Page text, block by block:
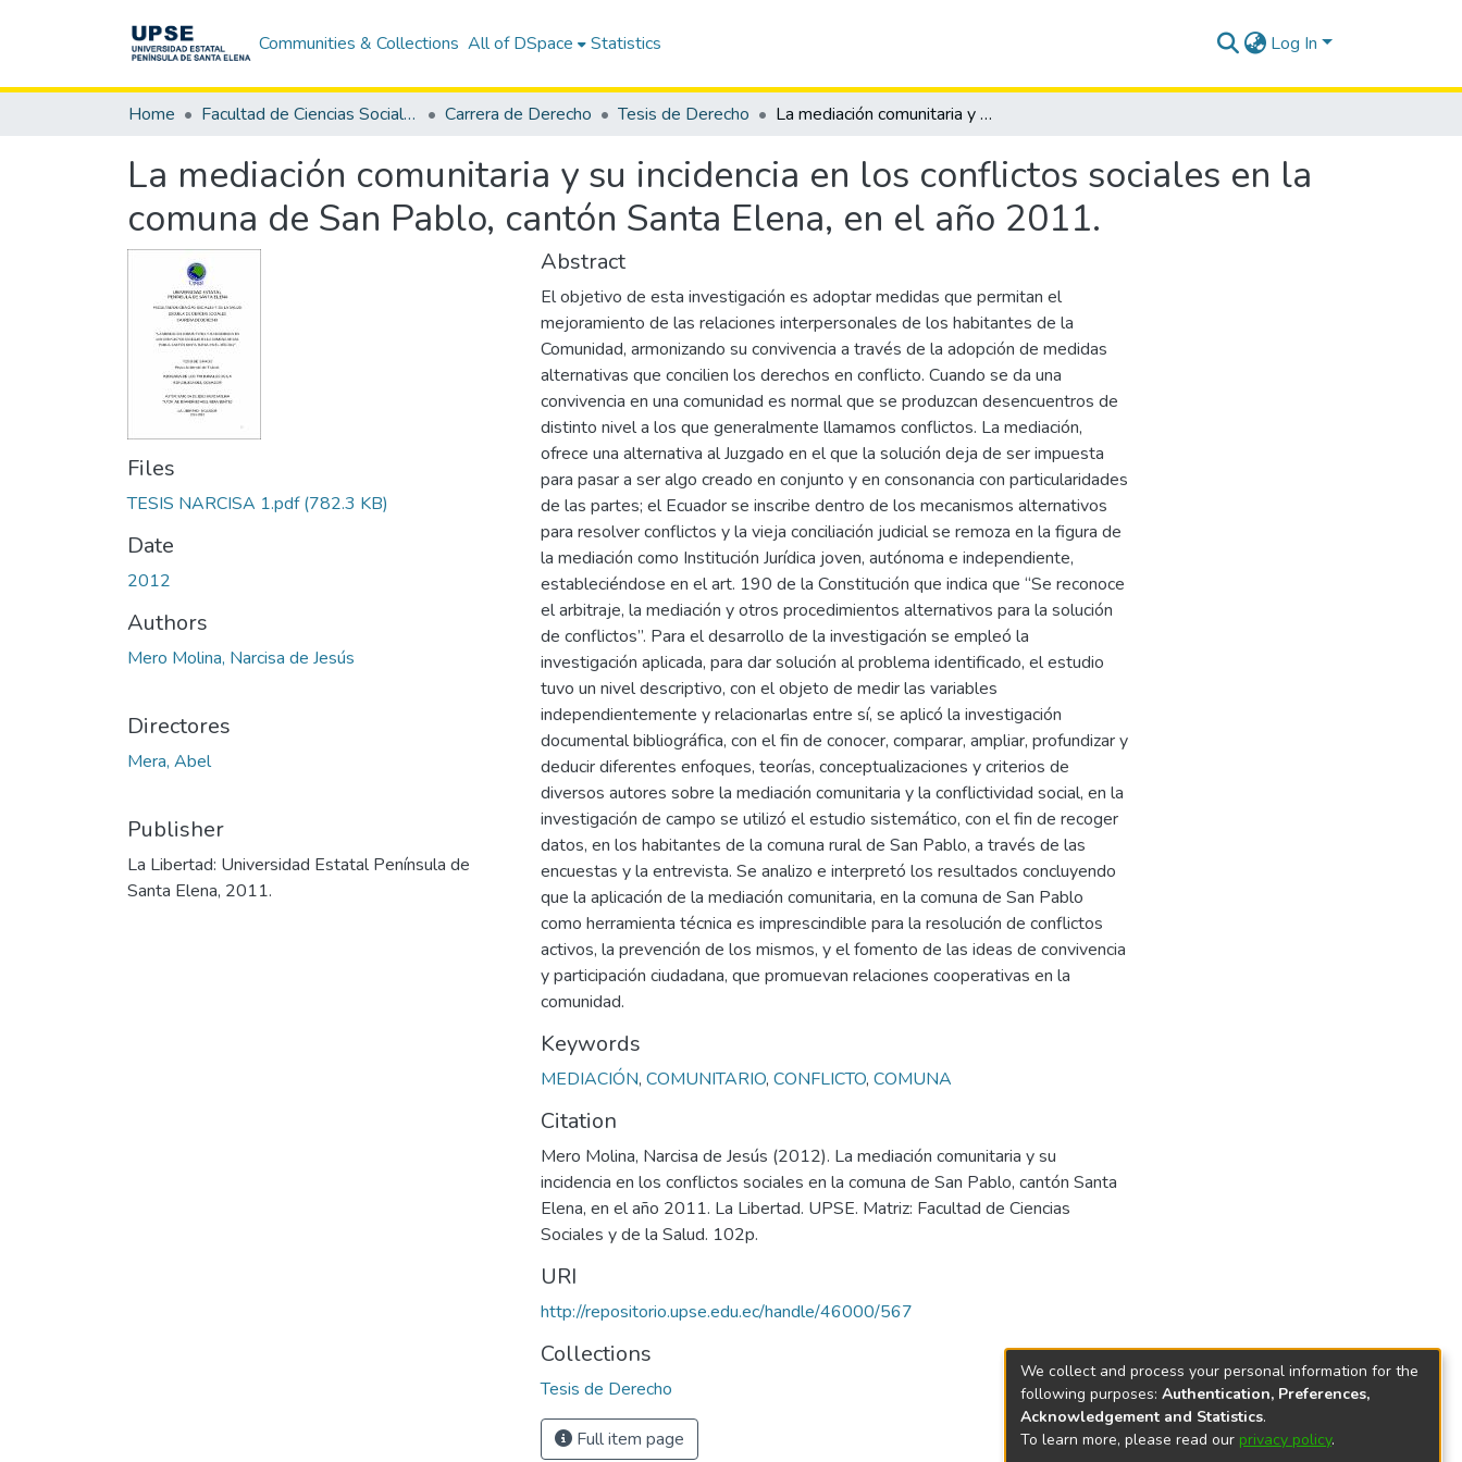
Communities & Collections All of DSpace Statistics Log In
Home Facultad de Ciencias Sociales y de la Salud Carrera de Derecho Tesis de Derecho La mediación comunitaria y su incidencia en los conflictos sociales en la comuna de San Pablo, cantón Santa Elena, en el año 2011.
La mediación comunitaria y su incidencia en los conflictos sociales en la
comuna de San Pablo, cantón Santa Elena, en el año 2011.
Files
TESIS NARCISA 1.pdf(782.3 KB)
Date
2012
Authors
Mero Molina, Narcisa de Jesús
Directores
Mera, Abel
Publisher
La Libertad: Universidad Estatal Península de
Santa Elena, 2011.
Abstract
El objetivo de esta investigación es adoptar medidas que permitan el
mejoramiento de las relaciones interpersonales de los habitantes de la
Comunidad, armonizando su convivencia a través de la adopción de medidas
alternativas que concilien los derechos en conflicto. Cuando se da una
convivencia en una comunidad es normal que se produzcan desencuentros de
distinto nivel a los que generalmente llamamos conflictos. La mediación,
ofrece una alternativa al Juzgado en el que la solución deja de ser impuesta
para pasar a ser algo creado en conjunto y en consonancia con particularidades
de las partes; el Ecuador se inscribe dentro de los mecanismos alternativos
para resolver conflictos y la vieja conciliación judicial se remoza en la figura de
la mediación como Institución Jurídica joven, autónoma e independiente,
estableciéndose en el art. 190 de la Constitución que indica que “Se reconoce
el arbitraje, la mediación y otros procedimientos alternativos para la solución
de conflictos”. Para el desarrollo de la investigación se empleó la
investigación aplicada, para dar solución al problema identificado, el estudio
tuvo un nivel descriptivo, con el objeto de medir las variables
independientemente y relacionarlas entre sí, se aplicó la investigación
documental bibliográfica, con el fin de conocer, comparar, ampliar, profundizar y
deducir diferentes enfoques, teorías, conceptualizaciones y criterios de
diversos autores sobre la mediación comunitaria y la conflictividad social, en la
investigación de campo se utilizó el estudio sistemático, con el fin de recoger
datos, en los habitantes de la comuna rural de San Pablo, a través de las
encuestas y la entrevista. Se analizo e interpretó los resultados concluyendo
que la aplicación de la mediación comunitaria, en la comuna de San Pablo
como herramienta técnica es imprescindible para la resolución de conflictos
activos, la prevención de los mismos, y el fomento de las ideas de convivencia
y participación ciudadana, que promuevan relaciones cooperativas en la
comunidad.
Keywords
MEDIACIÓN, COMUNITARIO, CONFLICTO, COMUNA
Citation
Mero Molina, Narcisa de Jesús (2012). La mediación comunitaria y su
incidencia en los conflictos sociales en la comuna de San Pablo, cantón Santa
Elena, en el año 2011. La Libertad. UPSE. Matriz: Facultad de Ciencias
Sociales y de la Salud. 102p.
URI
http://repositorio.upse.edu.ec/handle/46000/567
Collections
Tesis de Derecho
Full item page
We collect and process your personal information for the
following purposes: Authentication, Preferences,
Acknowledgement and Statistics.
To learn more, please read our privacy policy.